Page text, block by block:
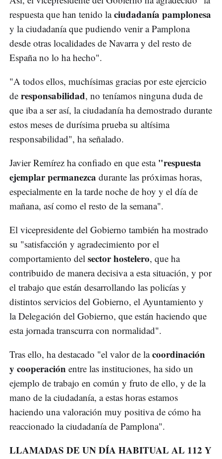
respuesta que han tenido laciudadanía pamplonesa
y la ciudadanía que pudiendo venir a Pamplona
desde otras localidades de Navarra y del resto de
España no lo ha hecho".
"A todos ellos, muchísimas gracias por este ejercicio
de responsabilidad, no teníamos ninguna duda de
que iba a ser así, la ciudadanía ha demostrado durante
estos meses de durísima prueba su altísima
responsabilidad", ha señalado.
Javier Remírez ha confiado en que esta "respuesta
ejemplar permanezca durante las próximas horas,
especialmente en la tarde noche de hoy y el día de
mañana, así como el resto de la semana".
El vicepresidente del Gobierno también ha mostrado
su "satisfacción y agradecimiento por el
comportamiento del sector hostelero, que ha
contribuido de manera decisiva a esta situación, y por
el trabajo que están desarrollando las policías y
distintos servicios del Gobierno, el Ayuntamiento y
la Delegación del Gobierno, que están haciendo que
esta jornada transcurra con normalidad".
Tras ello, ha destacado "el valor de lacoordinación
y cooperación entre las instituciones, ha sido un
ejemplo de trabajo en común y fruto de ello, y de la
mano de la ciudadanía, a estas horas estamos
haciendo una valoración muy positiva de cómo ha
reaccionado la ciudadanía de Pamplona".
LLAMADAS DE UN DÍA HABITUAL AL 112 Y